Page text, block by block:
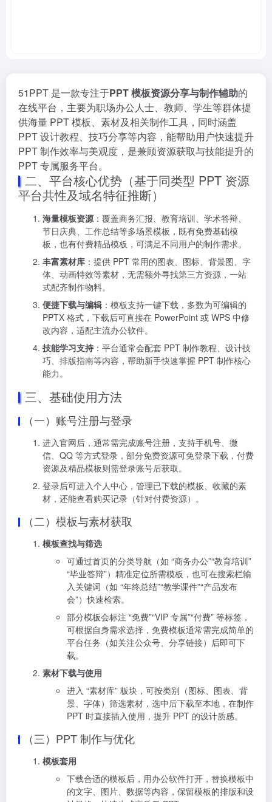
51PPT 是一款专注于PPT 模板资源分享与制作辅助的
在线平台，主要为职场办公人士、教师、学生等群体提
供海量 PPT 模板、素材及相关制作工具，同时涵盖
PPT 设计教程、技巧分享等内容，能帮助用户快速提升
PPT 制作效率与美观度，是兼顾资源获取与技能提升的
PPT 专属服务平台。
二、平台核心优势（基于同类型 PPT 资源
平台共性及域名特征推断）
海量模板资源：覆盖商务汇报、教育培训、学术答辩、
节日庆典、工作总结等多场景模板，既有免费基础模
板，也有付费精品模板，可满足不同用户的制作需求。
丰富素材库 ：提供 PPT 常用的图表、图标、背景图、字
体、动画特效等素材，无需额外寻找第三方资源，一站
式配齐制作物料。
便捷下载与编辑 ：模板支持一键下载，多数为可编辑的
PPTX 格式，下载后可直接在 PowerPoint 或 WPS 中修
改内容，适配主流办公软件。
技能学习支持 ：平台通常会配套 PPT 制作教程、设计技
巧、排版指南等内容，帮助新手快速掌握 PPT 制作核心
能力。
三、基础使用方法
（一）账号注册与登录
进入官网后，通常需完成账号注册，支持手机号、微
信、QQ 等方式登录，部分免费资源可免登录下载，付费
资源及精品模板则需登录账号后获取。
登录后可进入个人中心，管理已下载的模板、收藏的素
材，还能查看购买记录（针对付费资源）。
（二）模板与素材获取
模板查找与筛选
可通过首页的分类导航（如 “商务办公”“教育培训”
“毕业答辩”）精准定位所需模板，也可在搜索栏输
入关键词（如 “年终总结”“教学课件”“产品发布
会”）快速检索。
部分模板会标注 “免费”“VIP 专属”“付费” 等标签，
可根据自身需求选择，免费模板通常需完成简单的
平台任务（如关注公众号、分享链接）后即可下
载。
素材下载与使用
进入 “素材库” 板块，可按类别（图标、图表、背
景、字体）筛选素材，选中后下载至本地，在制作
PPT 时直接插入使用，提升 PPT 的设计质感。
（三）PPT 制作与优化
模板套用
下载合适的模板后，用办公软件打开，替换模板中
的文字、图片、数据等内容，保留模板的排版和设